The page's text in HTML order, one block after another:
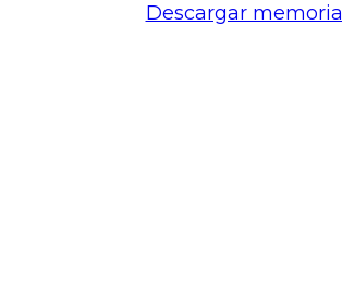
Descargar memoria